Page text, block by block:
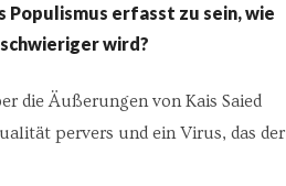
Populismus erfasst zu sein, wie
wird?
die Äußerungen von Kais Saied
pervers und ein Virus, das der